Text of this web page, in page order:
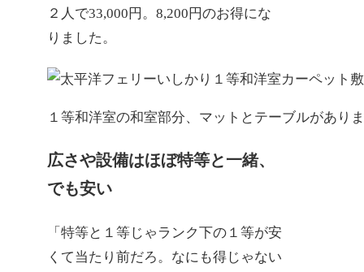
２人で33,000円。8,200円のお得にな
りました。
１等和洋室の和室部分、マットとテーブルがあり
広さや設備はほぼ特等と一緒、
でも安い
「特等と１等じゃランク下の１等が安
くて当たり前だろ。なにも得じゃない